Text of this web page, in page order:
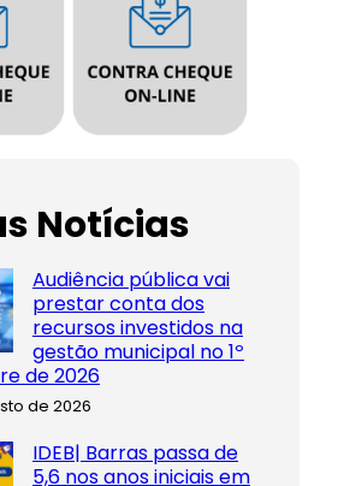
Notícias
Audiência pública vai
prestar conta dos
recursos investidos na
gestão municipal no 1º
de 2026
de 2026
IDEB| Barras passa de
5,6 nos anos iniciais em